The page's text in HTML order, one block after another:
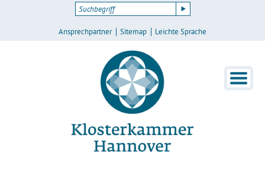
Ansprechpartner Sitemap Leichte Sprache